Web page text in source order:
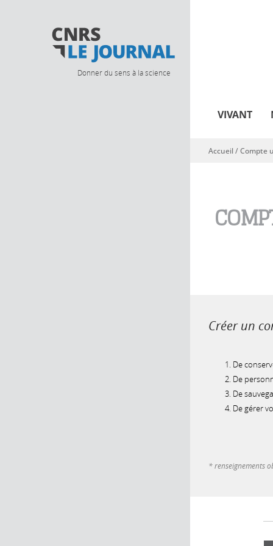
Donner du sens à la science
VIVANT
Vous êtes ici
Accueil/Compte
Créer un
De
De
De
De gérer
* renseignements